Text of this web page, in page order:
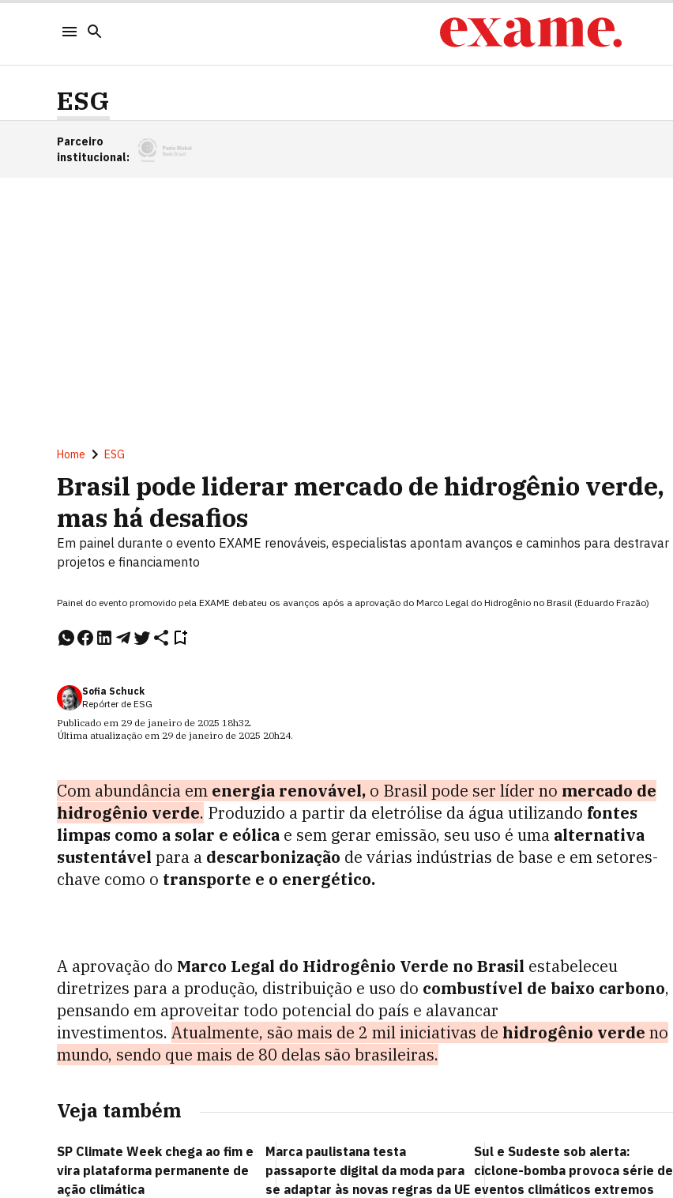
ESG
Parceiro
institucional:
Home ESG
Brasil pode liderar mercado de hidrogênio verde,
mas há desafios
Em painel durante o evento EXAME renováveis, especialistas apontam avanços e caminhos para destravar
projetos e financiamento
Painel do evento promovido pela EXAME debateu os avanços após a aprovação do Marco Legal do Hidrogênio no Brasil (Eduardo Frazão)
Sofia Schuck
Repórter de ESG
Publicado em 29 de janeiro de 2025 18h32.
Última atualização em 29 de janeiro de 2025 20h24.
Com abundância em energia renovável, o Brasil pode ser líder no mercado de
hidrogênio verde. Produzido a partir da eletrólise da água utilizando fontes
limpas como a solar e eólica e sem gerar emissão, seu uso é uma alternativa
sustentável para a descarbonização de várias indústrias de base e em setores-
chave como o transporte e o energético.
A aprovação do Marco Legal do Hidrogênio Verde no Brasil estabeleceu
diretrizes para a produção, distribuição e uso do combustível de baixo carbono,
pensando em aproveitar todo potencial do país e alavancar
investimentos. Atualmente, são mais de 2 mil iniciativas de hidrogênio verde no
mundo, sendo que mais de 80 delas são brasileiras.
Veja também
SP Climate Week chega ao fim e
vira plataforma permanente de
ação climática
Marca paulistana testa
passaporte digital da moda para
se adaptar às novas regras da UE
Sul e Sudeste sob alerta:
ciclone-bomba provoca série de
eventos climáticos extremos